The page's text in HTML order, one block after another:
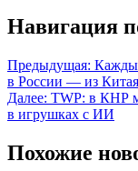
Навигация
Предыдущая:
в России — из Китая
Далее: TWP: в КНР
в игрушках с ИИ
Похожие